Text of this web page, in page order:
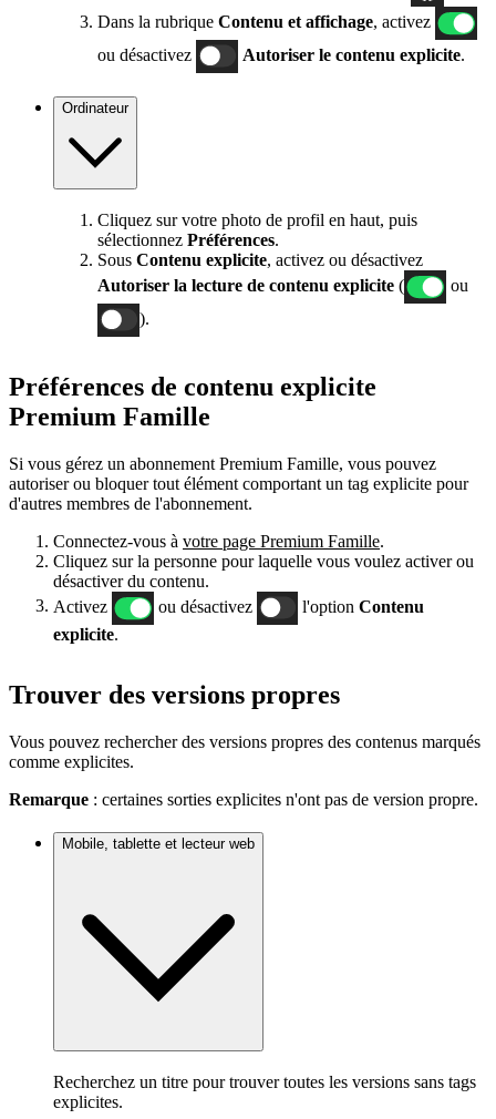
Dans la rubrique Contenu et affichage, activez
ou désactivez
Autoriser le contenu explicite.
Ordinateur
Cliquez sur votre photo de profil en haut, puis
sélectionnez Préférences.
Sous Contenu explicite, activez ou désactivez
Autoriser la lecture de contenu explicite (
ou
).
Préférences de contenu explicite
Premium Famille
Si vous gérez un abonnement Premium Famille, vous pouvez
autoriser ou bloquer tout élément comportant un tag explicite pour
d'autres membres de l'abonnement.
Connectez-vous à votre page Premium Famille.
Cliquez sur la personne pour laquelle vous voulez activer ou
désactiver du contenu.
Activez
ou désactivez l'option Contenu
explicite.
Trouver des versions propres
Vous pouvez rechercher des versions propres des contenus marqués
comme explicites.
Remarque : certaines sorties explicites n'ont pas de version propre.
Mobile, tablette et lecteur web
Recherchez un titre pour trouver toutes les versions sans tags
explicites.